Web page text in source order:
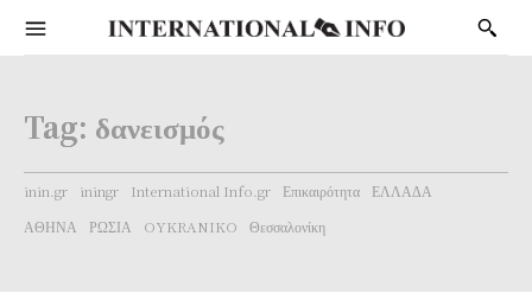
Tag: δανεισμός
inin.gr iningr International Info.gr Επικαιρότητα
ΕΛΛΑΔΑ
ΑΘΗΝΑ
ΡΩΣΙΑ OYKRANIKO Θεσσαλονίκη